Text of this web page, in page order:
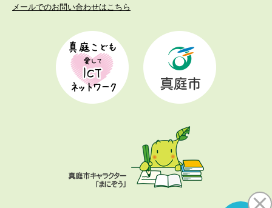
メールでのお問い合わせはこちら